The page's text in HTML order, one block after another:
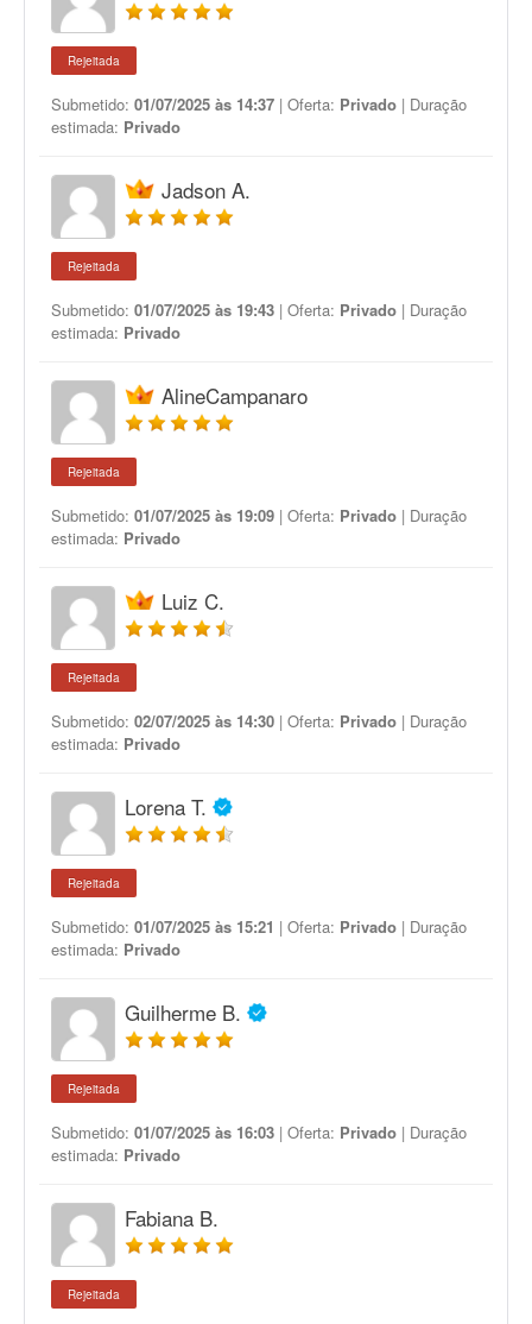
Rejeitada
Submetido: 01/07/2025 às 14:37 | Oferta: Privado | Duração
estimada: Privado
Jadson A.
Rejeitada
Submetido: 01/07/2025 às 19:43 | Oferta: Privado | Duração
estimada: Privado
AlineCampanaro
Rejeitada
Submetido: 01/07/2025 às 19:09 | Oferta: Privado | Duração
estimada: Privado
Luiz C.
Rejeitada
Submetido: 02/07/2025 às 14:30 | Oferta: Privado | Duração
estimada: Privado
Lorena T.
Rejeitada
Submetido: 01/07/2025 às 15:21 | Oferta: Privado | Duração
estimada: Privado
Guilherme B.
Rejeitada
Submetido: 01/07/2025 às 16:03 | Oferta: Privado | Duração
estimada: Privado
Fabiana B.
Rejeitada